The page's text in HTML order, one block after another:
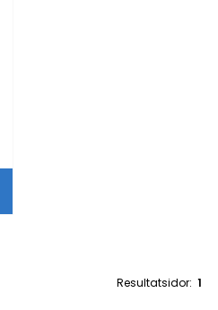
Resultatsidor: 1